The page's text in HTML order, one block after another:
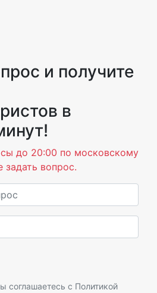
и получите
в
до 20:00 по московскому
задать вопрос.
соглашаетесь с Политикой